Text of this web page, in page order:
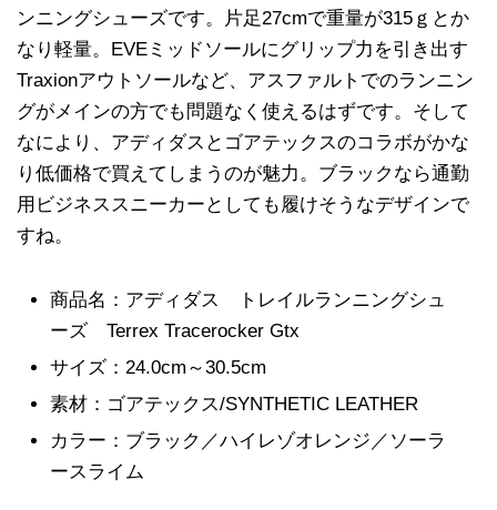
ンニングシューズです。片足27cmで重量が315ｇとか
なり軽量。EVEミッドソールにグリップ力を引き出す
Traxionアウトソールなど、アスファルトでのランニン
グがメインの方でも問題なく使えるはずです。そして
なにより、アディダスとゴアテックスのコラボがかな
り低価格で買えてしまうのが魅力。ブラックなら通勤
用ビジネススニーカーとしても履けそうなデザインで
すね。
商品名：アディダス トレイルランニングシュ
ーズ Terrex Tracerocker Gtx
サイズ：24.0cm～30.5cm
素材：ゴアテックス/SYNTHETIC LEATHER
カラー：ブラック／ハイレゾオレンジ／ソーラ
ースライム